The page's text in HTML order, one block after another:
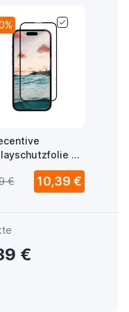
3D
iPhone 15
€ 10,39 €
€